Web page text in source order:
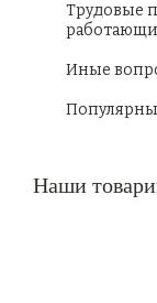
Трудовые
Иные
Наши